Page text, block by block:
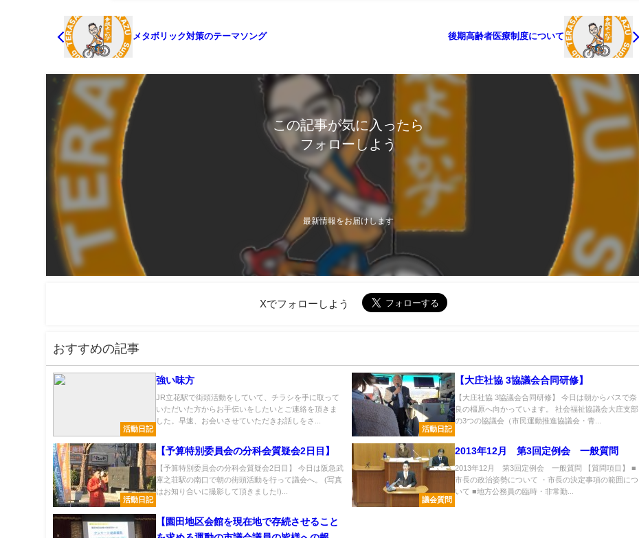
メタボリック対策のテーマソング 後期高齢者医療制度について
この記事が気に入ったら
フォローしよう
最新情報をお届けします
Xでフォローしよう
おすすめの記事
活動日記
強い味方
JR立花駅で街頭活動をしていて、チラシを手に取って
いただいた方からお手伝いをしたいとご連絡を頂きま
した。早速、お会いさせていただきお話しをさ...
活動日記
【大庄社協 3協議会合同研修】
【大庄社協 3協議会合同研修】 今日は朝からバスで奈
良の橿原へ向かっています。 社会福祉協議会大庄支部
の3つの協議会（市民運動推進協議会・青...
活動日記
【予算特別委員会の分科会質疑会2日目】
【予算特別委員会の分科会質疑会2日目】 今日は阪急武
庫之荘駅の南口で朝の街頭活動を行って議会へ。 (写真
はお知り合いに撮影して頂きました!)...
議会質問
2013年12月 第3回定例会 一般質問
2013年12月 第3回定例会 一般質問 【質問項目】 ■
市長の政治姿勢について ・市長の決定事項の範囲につ
いて ■地方公務員の臨時・非常勤...
【園田地区会館を現在地で存続させること